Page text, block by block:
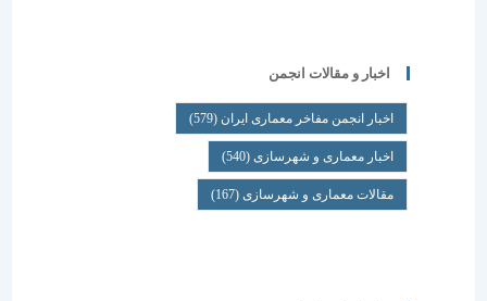
اخبار و مقالات انجمن
اخبار انجمن مفاخر معماری ایران(579)
اخبار معماری و شهرسازی(540)
مقالات معماری و شهرسازی(167)